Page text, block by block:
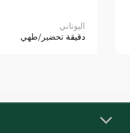
اليوناني
دقيقة تحضير/طهي